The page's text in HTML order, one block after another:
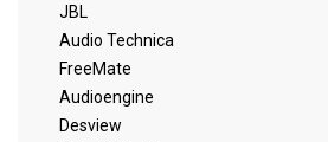
JBL
Audio Technica
FreeMate
Audioengine
Desview